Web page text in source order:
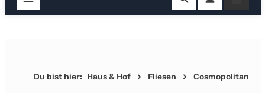
Du bist hier: Haus & Hof Fliesen Cosmopolitan